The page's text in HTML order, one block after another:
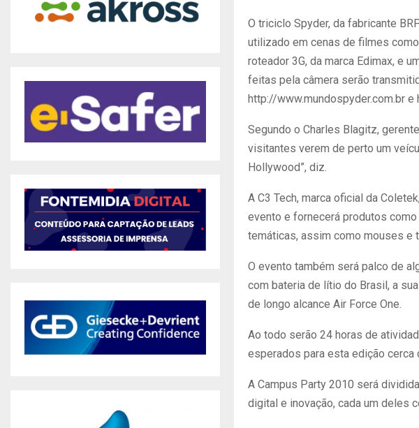
O triciclo Spyder, da fabricante
utilizado em cenas de filmes
roteador 3G, da marca Edimax, e
feitas pela câmera serão
http://www.mundospyder.com.br
Segundo o Charles Blagitz,
visitantes verem de perto um
Hollywood”, diz.
A C3 Tech, marca oficial da
evento e fornecerá produtos
temáticas, assim como mouses e
O evento também será palco de
com bateria de lítio do Brasil, a
de longo alcance Air Force One.
Ao todo serão 24 horas de
esperados para esta edição cerca
A Campus Party 2010 será
digital e inovação, cada um deles